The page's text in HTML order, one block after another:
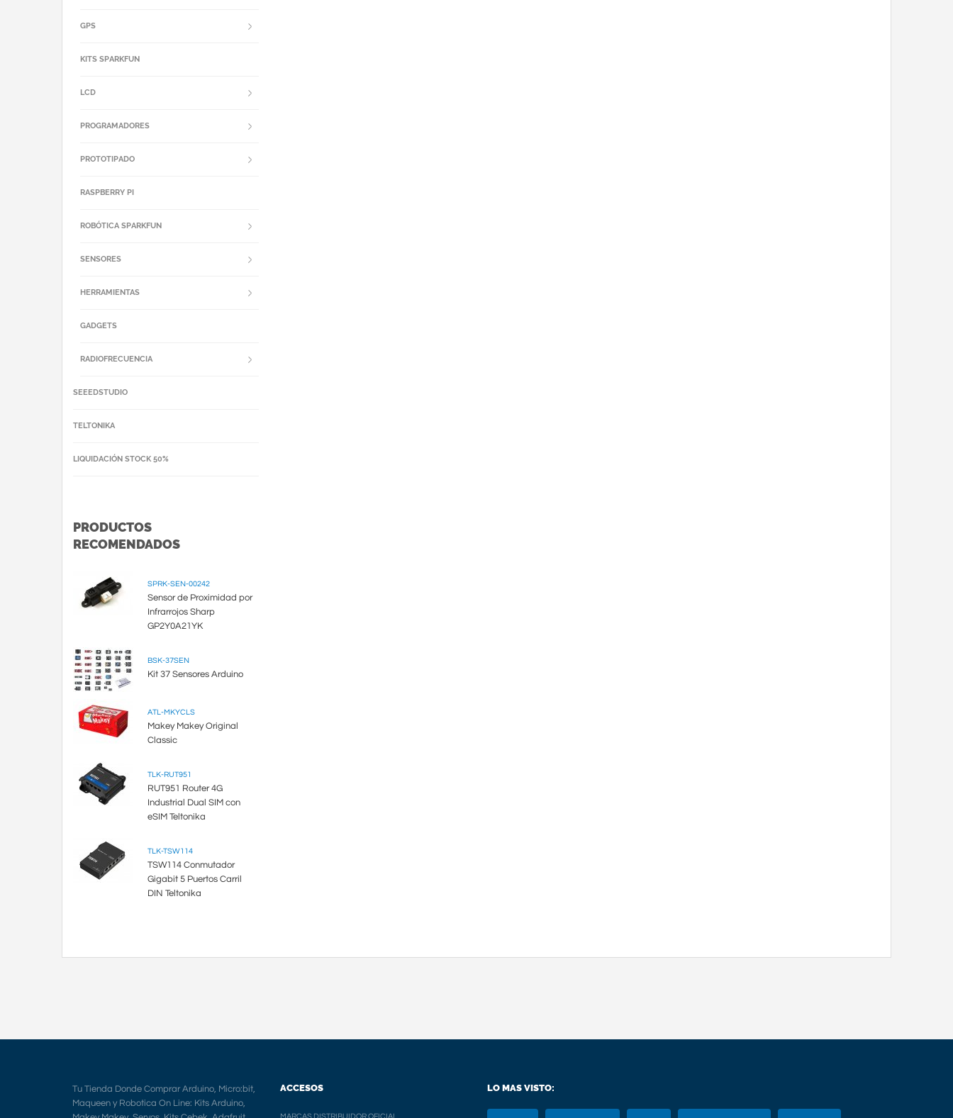
GPS
KITS SPARKFUN
LCD
PROGRAMADORES
PROTOTIPADO
RASPBERRY PI
ROBÓTICA SPARKFUN
SENSORES
HERRAMIENTAS
GADGETS
RADIOFRECUENCIA
SEEEDSTUDIO
TELTONIKA
LIQUIDACIÓN STOCK 50%
PRODUCTOS
RECOMENDADOS
SPRK-SEN-00242
Sensor de Proximidad por
Infrarrojos Sharp
GP2Y0A21YK
BSK-37SEN
Kit 37 Sensores Arduino
ATL-MKYCLS
Makey Makey Original
Classic
TLK-RUT951
RUT951 Router 4G
Industrial Dual SIM con
eSIM Teltonika
TLK-TSW114
TSW114 Conmutador
Gigabit 5 Puertos Carril
DIN Teltonika
Tu Tienda Donde Comprar Arduino, Micro:bit,
Maqueen y Robotica On Line: Kits Arduino,
ACCESOS
MARCAS DISTRIBUIDOR OFICIAL
LO MAS VISTO: